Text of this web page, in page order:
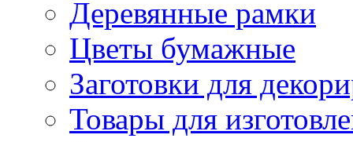
Деревянные рамки
Цветы бумажные
Заготовки для
Товары для